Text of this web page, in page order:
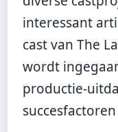
interessant
cast van The
wordt
productie-